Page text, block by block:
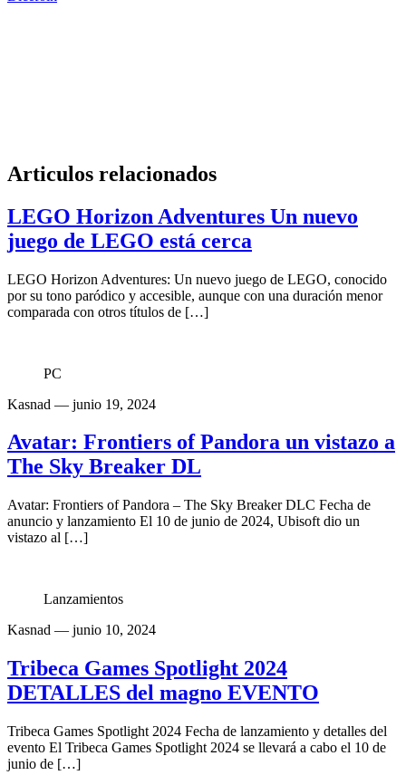
Articulos relacionados
LEGO Horizon Adventures Un nuevo
juego de LEGO está cerca
LEGO Horizon Adventures: Un nuevo juego de LEGO, conocido
por su tono paródico y accesible, aunque con una duración menor
comparada con otros títulos de […]
PC
Kasnad — junio 19, 2024
Avatar: Frontiers of Pandora un vistazo a
The Sky Breaker DL
Avatar: Frontiers of Pandora – The Sky Breaker DLC Fecha de
anuncio y lanzamiento El 10 de junio de 2024, Ubisoft dio un
vistazo al […]
Lanzamientos
Kasnad — junio 10, 2024
Tribeca Games Spotlight 2024
DETALLES del magno EVENTO
Tribeca Games Spotlight 2024 Fecha de lanzamiento y detalles del
evento El Tribeca Games Spotlight 2024 se llevará a cabo el 10 de
junio de […]